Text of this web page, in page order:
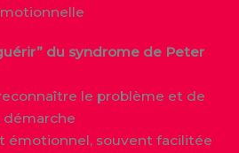
du syndrome de Peter
le problème et de
démarche
émotionnel, souvent facilitée